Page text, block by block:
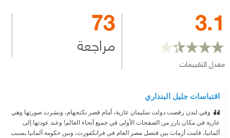
3.1
معدل التقييمات
73
مراجعة
اقتباسات جليل البنداري
وفي لندن رقصت دولت سليمان عارية، أمام قصر بكنجهام، ونشرت صورتها وهي
عارية في مكان بارز من الصفحات الأولى في جميع أنحاء العالم! وعند عودتها إلى
ألمانيا، قامت أزمات بين قنصل مصر العام في فرانکفورت، وبين حكومة ألمانيا بسبب